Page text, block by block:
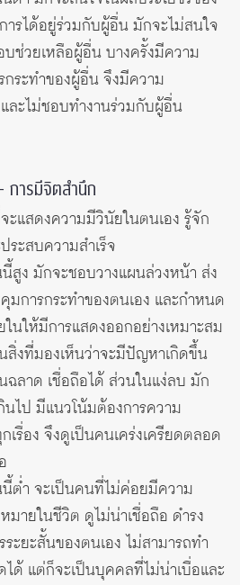
ารได้อยู่ร่วมกับผู้อื่น มักจะไม่สนใจ
ช่วยเหลือผู้อื่น บางครั้งมีความ
กระทำของผู้อื่น จึงมีความ
ละไม่ชอบทำงานร่วมกับผู้อื่น
การมีจิตสำนึก
แสดงความมีวินัยในตนเอง รู้จัก
ะสบความสำเร็จ
ง มักจะชอบวางแผนล่วงหน้า ส่ง
การกระทำของตนเอง และกำหนด
นให้มีการแสดงออกอย่างเหมาะสม
สิ่งที่มองเห็นว่าจะมีปัญหาเกิดขึ้น
ลาด เชื่อถือได้ ส่วนในแง่ลบ มัก
ไป มีแนวโน้มต้องการความ
รื่อง จึงดูเป็นคนเคร่งเครียดตลอด
ำ จะเป็นคนที่ไม่ค่อยมีความ
มายในชีวิต ดูไม่น่าเชื่อถือ ดำรง
ะยะสั้นของตนเอง ไม่สามารถทำ
ด้ แต่ก็จะเป็นบุคคลที่ไม่น่าเบื่อและ